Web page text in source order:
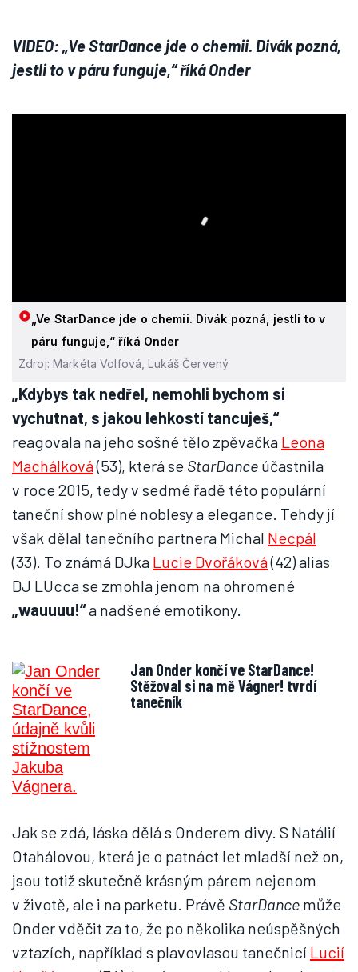
VIDEO: „Ve StarDance jde o chemii. Divák pozná,
jestli to v páru funguje,“ říká Onder
„Ve StarDance jde o chemii. Divák pozná, jestli to v
páru funguje,“ říká Onder
Zdroj: Markéta Volfová, Lukáš Červený
„Kdybys tak nedřel, nemohli bychom si
vychutnat, s jakou lehkostí tancuješ,“
reagovala na jeho sošné tělo zpěvačka Leona
Machálková(53), která se StarDance účastnila
v roce 2015, tedy v sedmé řadě této populární
taneční show plné noblesy a elegance. Tehdy jí
však dělal tanečního partnera Michal Necpál
(33). To známá DJka Lucie Dvořáková(42) alias
DJ LUcca se zmohla jenom na ohromené
„wauuuu!“a nadšené emotikony.
Jan Onder končí ve StarDance!
Stěžoval si na mě Vágner! tvrdí
tanečník
Jak se zdá, láska dělá s Onderem divy. S Natálií
Otahálovou, která je o patnáct let mladší než on,
jsou totiž skutečně krásným párem nejenom
v životě, ale i na parketu. Právě StarDance může
Onder vděčit za to, že po několika neúspěšných
vztazích, například s plavovlasou tanečnicí Lucií